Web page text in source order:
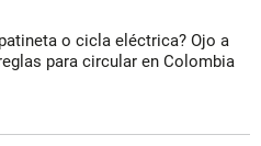
o cicla eléctrica? Ojo a
para circular en Colombia